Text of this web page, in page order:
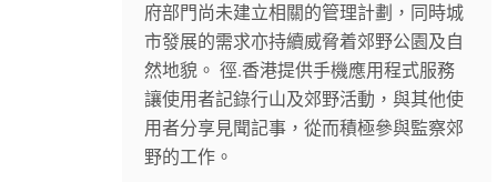
府部門尚未建立相關的管理計劃，同時城
市發展的需求亦持續威脅着郊野公園及自
然地貌。 徑.香港提供手機應用程式服務
讓使用者記錄行山及郊野活動，與其他使
用者分享見聞記事，從而積極參與監察郊
野的工作。